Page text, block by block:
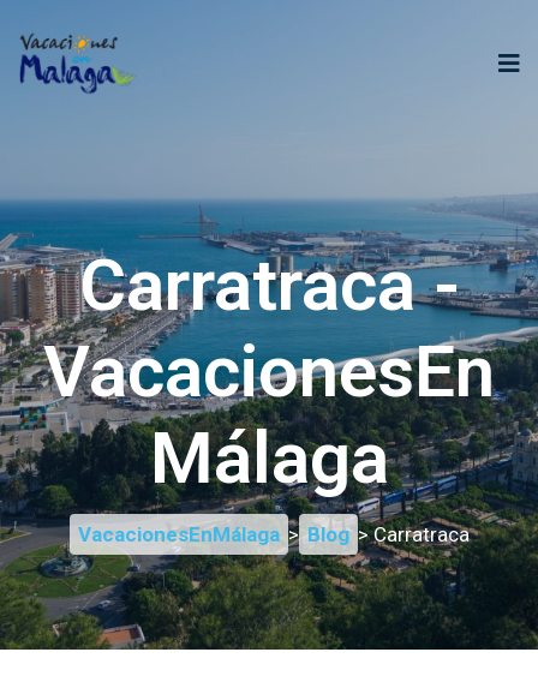
Carratraca -
VacacionesEn
Málaga
VacacionesEnMálaga > Blog > Carratraca